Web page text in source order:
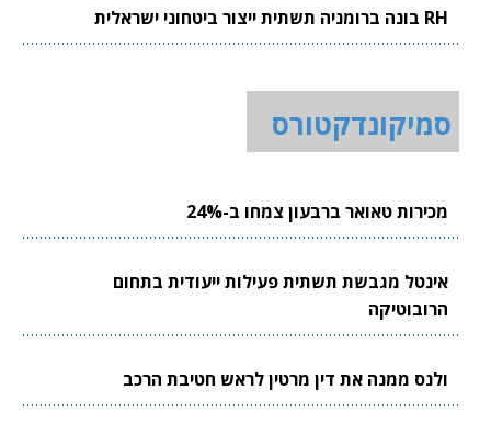
RH בונה ברומניה תשתית ייצור ביטחוני ישראלית
סמיקונדקטורס
מכירות טאואר ברבעון צמחו ב-24%
אינטל מגבשת תשתית פעילות ייעודית בתחום
הרובוטיקה
ולנס ממנה את דין מרטין לראש חטיבת הרכב